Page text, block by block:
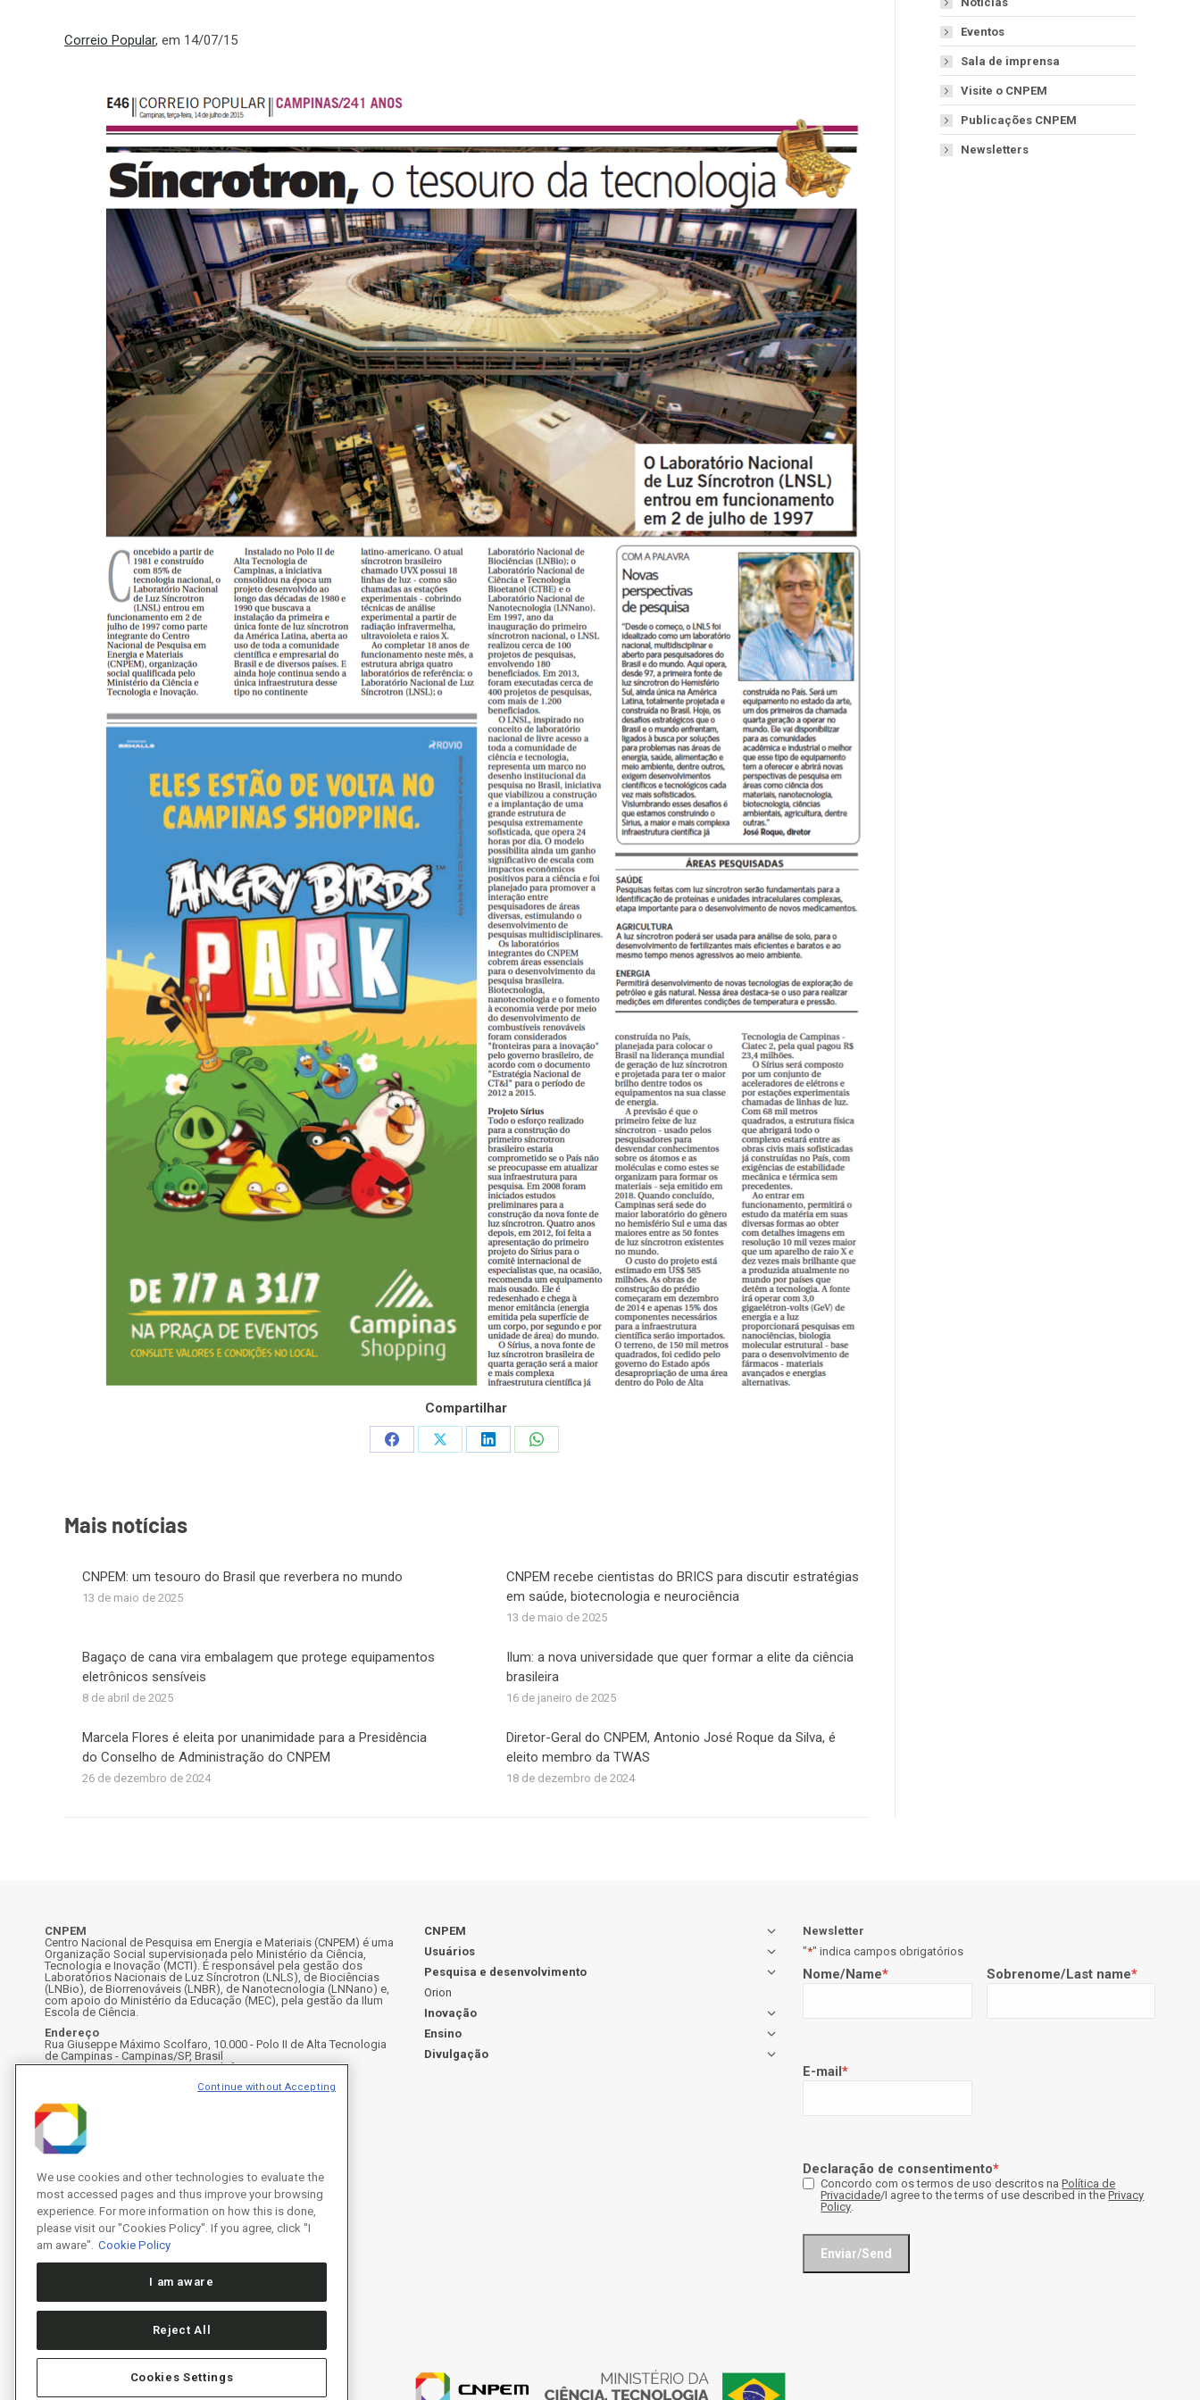
Correio Popular, em 14/07/15
Compartilhar
Share
Share
Share
Share
Mais notícias
CNPEM: um tesouro do Brasil que reverbera no mundo
13 de maio de 2025
CNPEM recebe cientistas do BRICS para discutir estratégias
em saúde, biotecnologia e neurociência
13 de maio de 2025
Bagaço de cana vira embalagem que protege equipamentos
eletrônicos sensíveis
8 de abril de 2025
Ilum: a nova universidade que quer formar a elite da ciência
brasileira
16 de janeiro de 2025
Marcela Flores é eleita por unanimidade para a Presidência
do Conselho de Administração do CNPEM
26 de dezembro de 2024
Diretor-Geral do CNPEM, Antonio José Roque da Silva, é
eleito membro da TWAS
18 de dezembro de 2024
Eventos
Sala de imprensa
Visite o CNPEM
Publicações CNPEM
Newsletters
CNPEM
Centro Nacional de Pesquisa em Energia e Materiais (CNPEM) é uma
Organização Social supervisionada pelo Ministério da Ciência,
Tecnologia e Inovação (MCTI). É responsável pela gestão dos
Laboratórios Nacionais de Luz Síncrotron (LNLS), de Biociências
(LNBio), de Biorrenováveis (LNBR), de Nanotecnologia (LNNano) e,
com apoio do Ministério da Educação (MEC), pela gestão da Ilum
Escola de Ciência.
Endereço
Rua Giuseppe Máximo Scolfaro, 10.000 - Polo II de Alta Tecnologia
de Campinas - Campinas/SP, Brasil
CEP 13083-100, Campinas - SP - Telefone: +55 19 3512-1000
LinkedIn
CNPEM
Usuários
Pesquisa e desenvolvimento
Orion
Inovação
Ensino
Divulgação
Newsletter
"*" indica campos obrigatórios
Nome/Name* Sobrenome/Last name*
E-mail*
Declaração de consentimento*
Concordo com os termos de uso descritos naPolítica de
Privacidade/I agree to the terms of use described in thePrivacy
Policy.
We use cookies and other technologies to evaluate the
most accessed pages and thus improve your browsing
experience. For more information on how this is done,
please visit our "Cookies Policy". If you agree, click "I
am aware". Cookie Policy
I am aware
Reject All
Cookies Settings
Continue without Accepting